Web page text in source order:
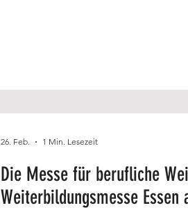
Die Messe für berufliche
Weiterbildungsmesse Essen
26. Feb. 1 Min. Lesezeit